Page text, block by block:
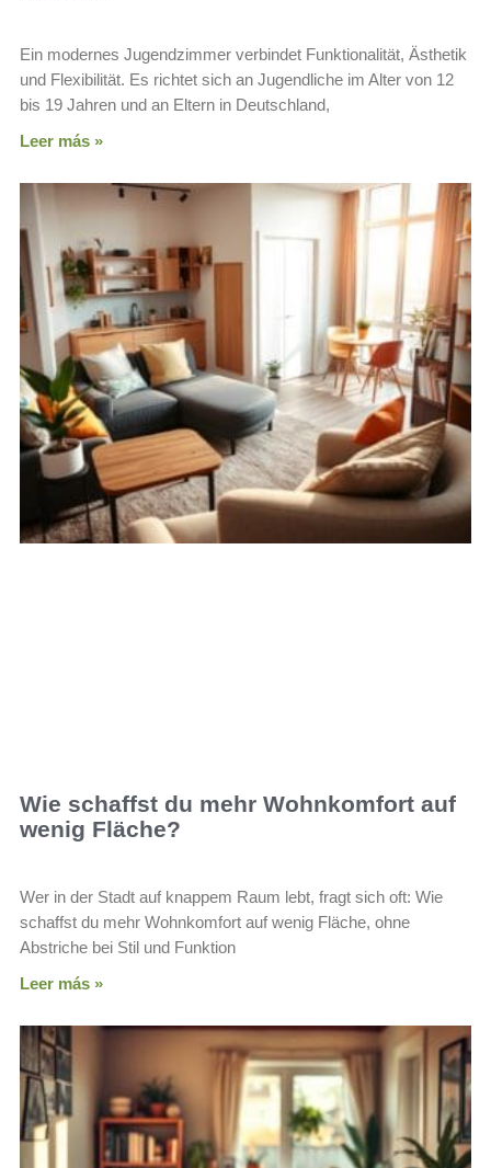
Ein modernes Jugendzimmer verbindet Funktionalität, Ästhetik
und Flexibilität. Es richtet sich an Jugendliche im Alter von 12
bis 19 Jahren und an Eltern in Deutschland,
Leer más »
Wie schaffst du mehr Wohnkomfort auf
wenig Fläche?
Wer in der Stadt auf knappem Raum lebt, fragt sich oft: Wie
schaffst du mehr Wohnkomfort auf wenig Fläche, ohne
Abstriche bei Stil und Funktion
Leer más »